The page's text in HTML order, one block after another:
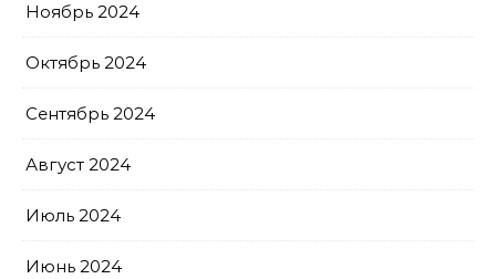
Ноябрь 2024
Октябрь 2024
Сентябрь 2024
Август 2024
Июль 2024
Июнь 2024